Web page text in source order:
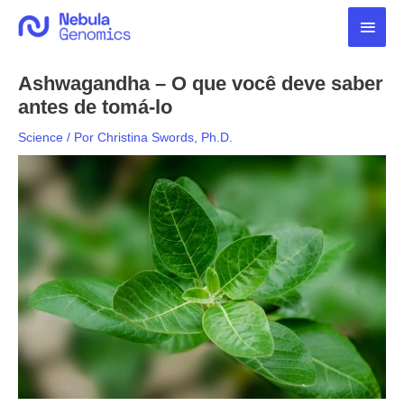
para
Ashwagandha – O que você deve saber
antes de tomá-lo
Science / Por Christina Swords, Ph.D.